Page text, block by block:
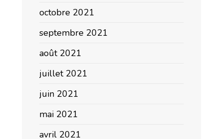
octobre 2021
septembre 2021
août 2021
juillet 2021
juin 2021
mai 2021
avril 2021